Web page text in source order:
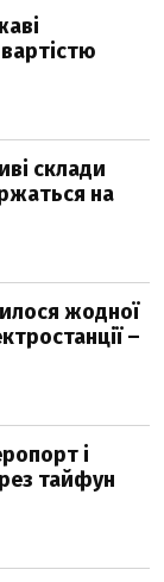
склади
на
жодної
–
і
тайфун